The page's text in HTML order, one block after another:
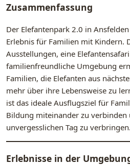
Zusammenfassung
Der Elefantenpark 2.0 in
Erlebnis für Familien mit Kindern.
Ausstellungen, eine
familienfreundliche Umgebung
Familien, die Elefanten aus
mehr über ihre Lebensweise zu
ist das ideale Ausflugsziel für
Bildung miteinander zu verbinden
unvergesslichen Tag zu verbringen.
Erlebnisse in der